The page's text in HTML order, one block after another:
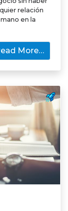
relación
en la
More…